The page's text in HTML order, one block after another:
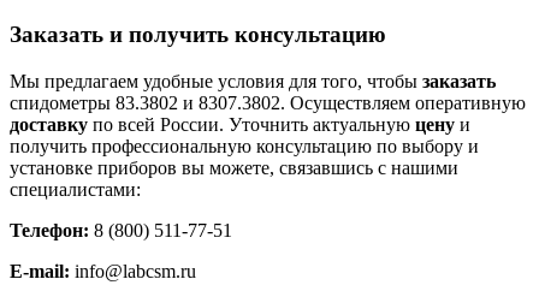
Заказать и получить консультацию
Мы предлагаем удобные условия для того, чтобы заказать
спидометры 83.3802 и 8307.3802. Осуществляем оперативную
доставку по всей России. Уточнить актуальную цену и
получить профессиональную консультацию по выбору и
установке приборов вы можете, связавшись с нашими
специалистами:
Телефон: 8 (800) 511-77-51
E-mail: info@labcsm.ru